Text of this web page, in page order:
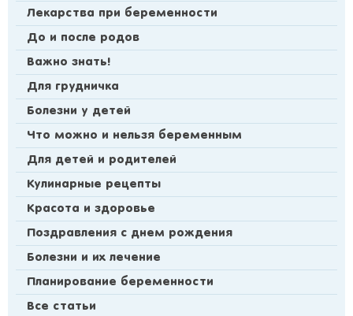
Лекарства при беременности
До и после родов
Важно знать!
Для грудничка
Болезни у детей
Что можно и нельзя беременным
Для детей и родителей
Кулинарные рецепты
Красота и здоровье
Поздравления с днем рождения
Болезни и их лечение
Планирование беременности
Все статьи